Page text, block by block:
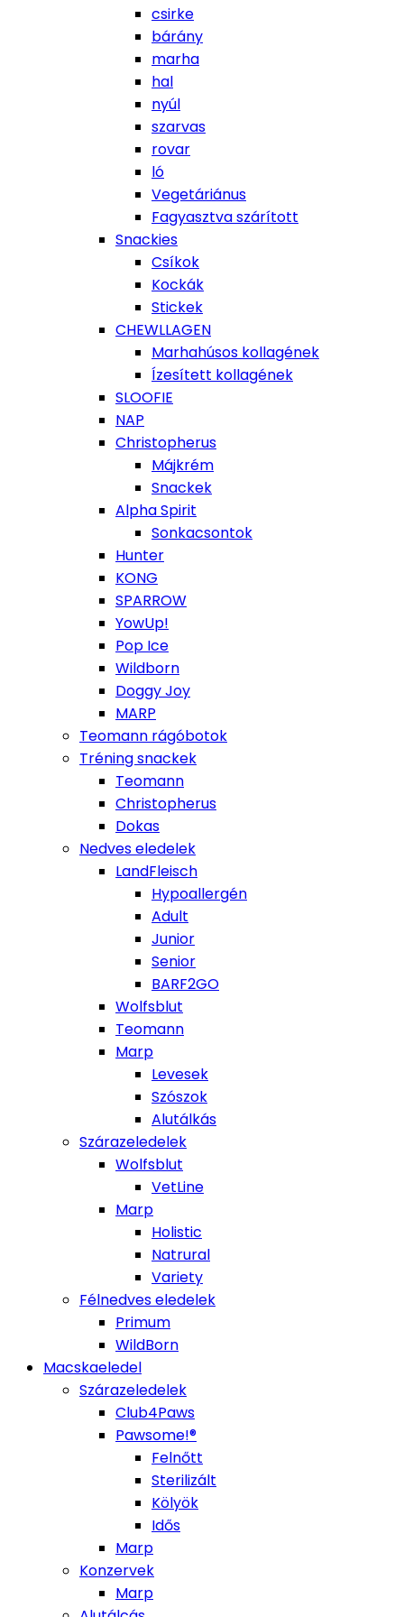
csirke
bárány
marha
hal
nyúl
szarvas
rovar
ló
Vegetáriánus
Fagyasztva szárított
Snackies
Csíkok
Kockák
Stickek
CHEWLLAGEN
Marhahúsos kollagének
Ízesített kollagének
SLOOFIE
NAP
Christopherus
Májkrém
Snackek
Alpha Spirit
Sonkacsontok
Hunter
KONG
SPARROW
YowUp!
Pop Ice
Wildborn
Doggy Joy
MARP
Teomann rágóbotok
Tréning snackek
Teomann
Christopherus
Dokas
Nedves eledelek
LandFleisch
Hypoallergén
Adult
Junior
Senior
BARF2GO
Wolfsblut
Teomann
Marp
Levesek
Szószok
Alutálkás
Szárazeledelek
Wolfsblut
VetLine
Marp
Holistic
Natrural
Variety
Félnedves eledelek
Primum
WildBorn
Macskaeledel
Szárazeledelek
Club4Paws
Pawsome!®
Felnőtt
Sterilizált
Kölyök
Idős
Marp
Konzervek
Marp